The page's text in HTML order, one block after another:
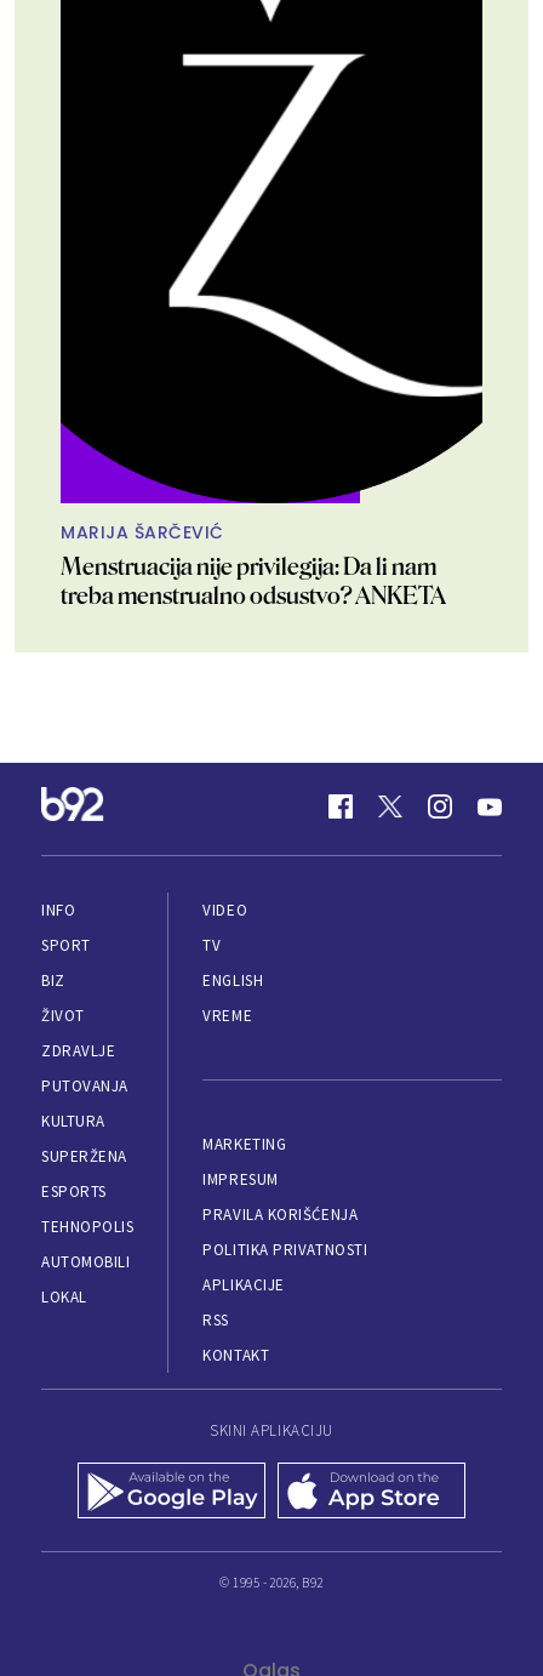
MARIJA ŠARČEVIĆ
Menstruacija nije privilegija: Da li nam
treba menstrualno odsustvo? ANKETA
INFO
SPORT
BIZ
ŽIVOT
ZDRAVLJE
PUTOVANJA
KULTURA
SUPERŽENA
ESPORTS
TEHNOPOLIS
AUTOMOBILI
LOKAL
VIDEO
TV
ENGLISH
VREME
MARKETING
IMPRESUM
PRAVILA KORIŠĆENJA
POLITIKA PRIVATNOSTI
APLIKACIJE
RSS
KONTAKT
SKINI APLIKACIJU
© 1995 - 2026, B92